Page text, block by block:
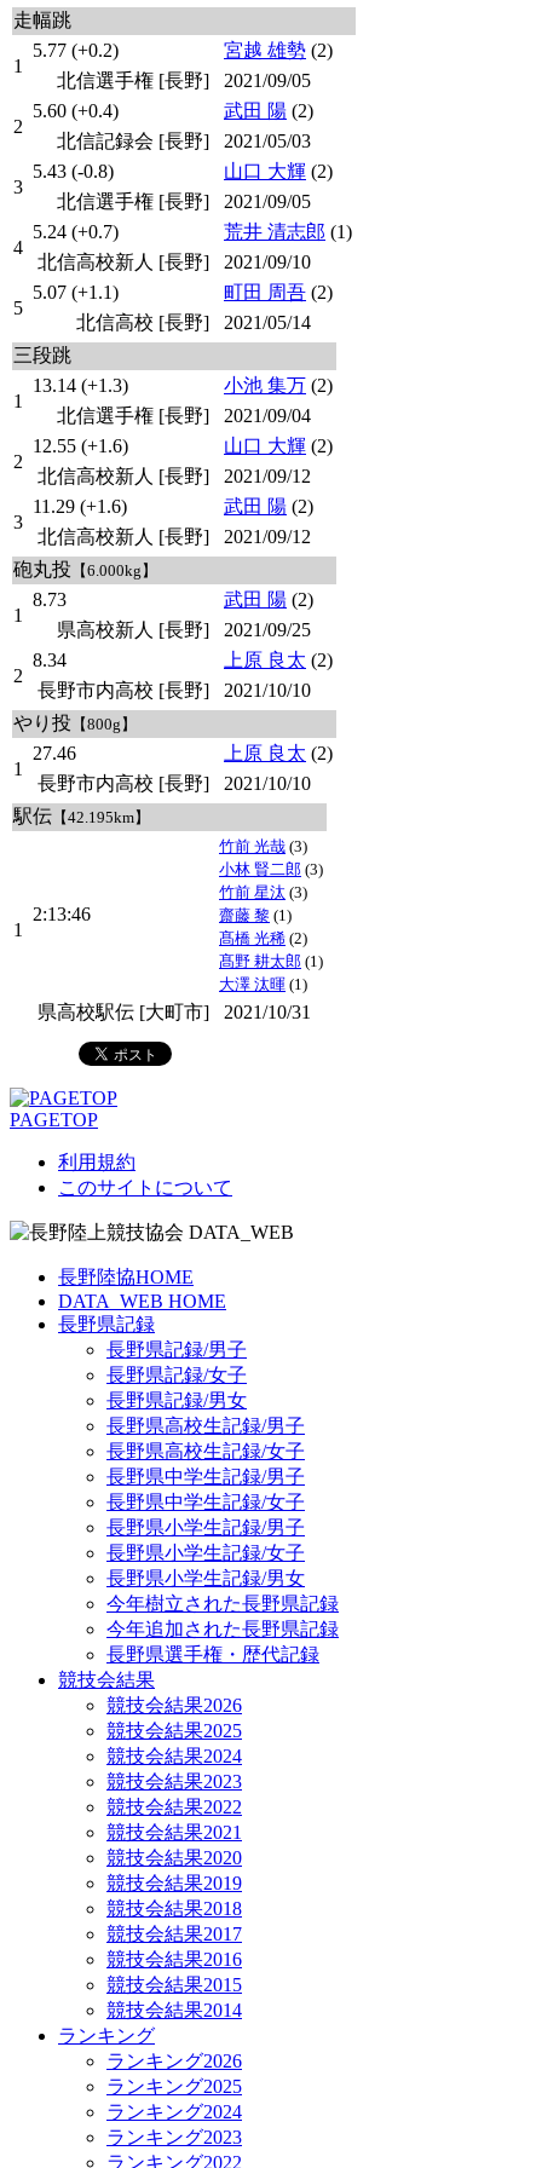
走幅跳
1
5.77 (+0.2) 宮越 雄勢 (2)
北信選手権 [長野]
2021/09/05
2
5.60 (+0.4) 武田 陽 (2)
北信記録会 [長野]
2021/05/03
3
5.43 (-0.8) 山口 大輝 (2)
北信選手権 [長野]
2021/09/05
4
5.24 (+0.7) 荒井 清志郎 (1)
北信高校新人 [長野]
2021/09/10
5
5.07 (+1.1) 町田 周吾 (2)
北信高校 [長野]
2021/05/14
三段跳
1
13.14 (+1.3) 小池 集万 (2)
北信選手権 [長野]
2021/09/04
2
12.55 (+1.6) 山口 大輝 (2)
北信高校新人 [長野]
2021/09/12
3
11.29 (+1.6) 武田 陽 (2)
北信高校新人 [長野]
2021/09/12
砲丸投 【6.000kg】
1
8.73 武田 陽 (2)
県高校新人 [長野]
2021/09/25
2
8.34 上原 良太 (2)
長野市内高校 [長野]
2021/10/10
やり投 【800g】
1
27.46 上原 良太 (2)
長野市内高校 [長野]
2021/10/10
駅伝 【42.195km】
1
2:13:46
竹前 光哉 (3)
小林 賢二郎 (3)
竹前 星汰 (3)
齋藤 黎 (1)
髙橋 光稀 (2)
髙野 耕太郎 (1)
大澤 汰暉 (1)
県高校駅伝 [大町市] 2021/10/31
PAGETOP
利用規約
このサイトについて
長野陸協HOME
DATA_WEB HOME
長野県記録
長野県記録/男子
長野県記録/女子
長野県記録/男女
長野県高校生記録/男子
長野県高校生記録/女子
長野県中学生記録/男子
長野県中学生記録/女子
長野県小学生記録/男子
長野県小学生記録/女子
長野県小学生記録/男女
今年樹立された長野県記録
今年追加された長野県記録
長野県選手権・歴代記録
競技会結果
競技会結果2026
競技会結果2025
競技会結果2024
競技会結果2023
競技会結果2022
競技会結果2021
競技会結果2020
競技会結果2019
競技会結果2018
競技会結果2017
競技会結果2016
競技会結果2015
競技会結果2014
ランキング
ランキング2026
ランキング2025
ランキング2024
ランキング2023
ランキング2022